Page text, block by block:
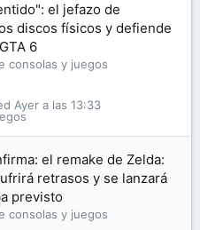
el jefazo de
discos físicos y defiende
6
consolas y juegos
Ayer a las 13:33
el remake de Zelda:
retrasos y se lanzará
previsto
consolas y juegos